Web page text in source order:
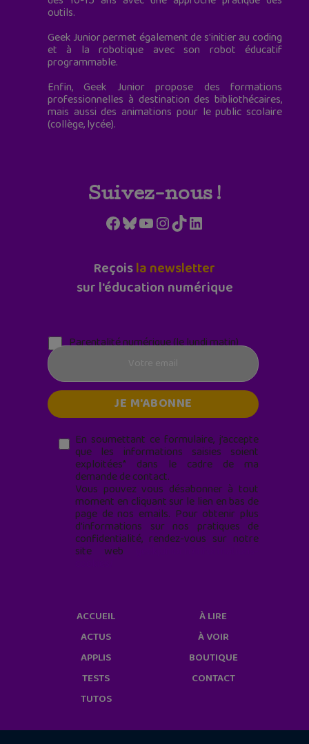
outils.
Geek Junior permet également de s'initier au coding
et à la robotique avec son robot éducatif
programmable.
Enfin, Geek Junior propose des formations
professionnelles à destination des bibliothécaires,
mais aussi des animations pour le public scolaire
(collège, lycée).
Suivez-nous !
Facebook
Bluesky
YouTube
Instagram
TikTokLinkedIn
Reçoisla newsletter
sur l'éducation numérique
Parentalité numérique (le lundi matin)
En soumettant ce formulaire, j’accepte
que les informations saisies soient
exploitées* dans le cadre de ma
demande de contact.
Vous pouvez vous désabonner à tout
moment en cliquant sur le lien en bas de
page de nos emails. Pour obtenir plus
d'informations sur nos pratiques de
confidentialité, rendez-vous sur notre
site web
ACCUEIL
ACTUS
APPLIS
TESTS
TUTOS
À LIRE
À VOIR
BOUTIQUE
CONTACT